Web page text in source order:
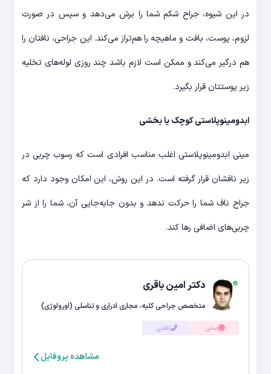
در این شیوه، جراح شکم شما را برش می‌دهد و سپس در صورت
لزوم، پوست، بافت و ماهیچه را هم‌تراز می‌کند. این جراحی، نافتان را
هم درگیر می‌کند و ممکن است لازم باشد چند روزی لوله‌های تخلیه
زیر پوستتان قرار بگیرد.
ابدومینوپلاستی کوچک یا بخشی
مینی ابدومینوپلاستی اغلب مناسب افرادی است که رسوب چربی در
زیر نافشان قرار گرفته است. در این روش، این امکان وجود دارد که
جراح ناف شما را حرکت ندهد و بدون جابه‌جایی آن، شما را از شر
چربی‌های اضافی رها کند.
دکتر امین باقری
متخصص جراحی کلیه، مجاری ادراری و تناسلی (اورولوژی)
متنی تلفنی
مشاهده پروفایل